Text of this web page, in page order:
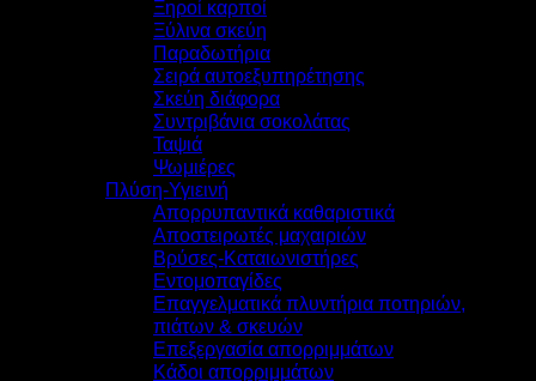
Ξηροί καρποί
Ξύλινα σκεύη
Παραδωτήρια
Σειρά αυτοεξυπηρέτησης
Σκεύη διάφορα
Συντριβάνια σοκολάτας
Ταψιά
Ψωμιέρες
Πλύση-Υγιεινή
Απορρυπαντικά καθαριστικά
Αποστειρωτές μαχαιριών
Βρύσες-Καταιωνιστήρες
Εντομοπαγίδες
Επαγγελματικά πλυντήρια ποτηριών,
πιάτων & σκευών
Επεξεργασία απορριμμάτων
Κάδοι απορριμμάτων